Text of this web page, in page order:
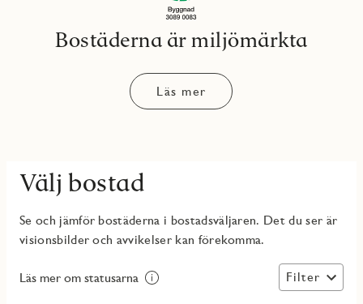
Bostäderna är miljömärkta
Läs mer
Välj bostad
Se och jämför bostäderna i bostadsväljaren. Det du ser är
visionsbilder och avvikelser kan förekomma.
Läs mer om statusarna Filter